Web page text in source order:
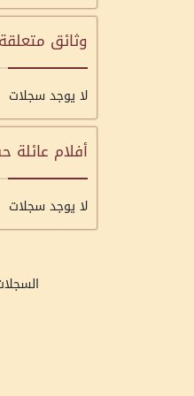
وثائق
لا يوجد سجلات
أفلام
لا يوجد سجلات